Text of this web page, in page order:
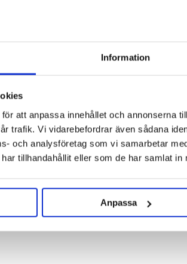
Information
att anpassa innehållet och annonserna
trafik. Vi vidarebefordrar även sådana
och analysföretag som vi samarbetar
tillhandahållit eller som de har samlat in
Anpassa
Reviews